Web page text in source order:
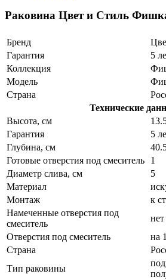
Раковина Цвет и Стиль
Бренд
Гарантия
5
Коллекция
Модель
Страна
Технические
Высота, см
Гарантия
5
Глубина, см
Готовые отверстия под смеситель
1
Диаметр слива, см
5
Материал
Монтаж
к
Намеченные отверстия под
смеситель
нет
Отверстия под смеситель
на
Страна
Тип раковины